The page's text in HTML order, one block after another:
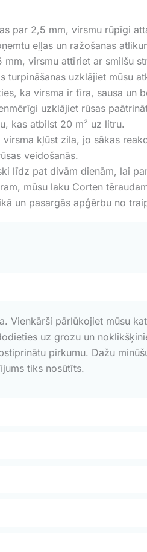
par 2,5 mm, virsmu rūpīgi
eļļas un ražošanas
virsmu attīriet ar smilšu
turpināšanas uzklājiet mūsu
ka virsma ir tīra, sausa un
uzklājiet rūsas
kas atbilst 20 m² uz litru.
kļūst zila, jo sākas
veidošanās.
līdz pat divām dienām, lai
mūsu laku Corten
un pasargās apģērbu no
Vienkārši pārlūkojiet mūsu
uz grozu un
pirkumu. Dažu
tiks nosūtīts.